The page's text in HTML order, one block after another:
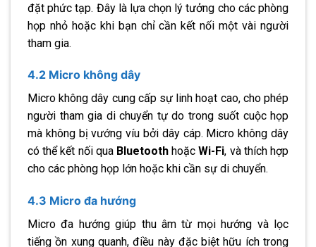
đặt phức tạp. Đây là lựa chọn lý tưởng cho các phòng
họp nhỏ hoặc khi bạn chỉ cần kết nối một vài người
tham gia.
4.2 Micro không dây
Micro không dây cung cấp sự linh hoạt cao, cho phép
người tham gia di chuyển tự do trong suốt cuộc họp
mà không bị vướng víu bởi dây cáp. Micro không dây
có thể kết nối qua Bluetooth hoặcWi-Fi, và thích hợp
cho các phòng họp lớn hoặc khi cần sự di chuyển.
4.3 Micro đa hướng
Micro đa hướng giúp thu âm từ mọi hướng và lọc
tiếng ồn xung quanh, điều này đặc biệt hữu ích trong